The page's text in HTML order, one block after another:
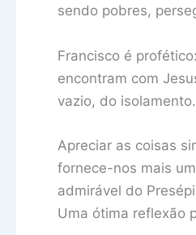
sendo pobres,
Francisco é
encontram com
vazio, do
Apreciar as coisas
fornece-nos mais
admirável do
Uma ótima reflexão